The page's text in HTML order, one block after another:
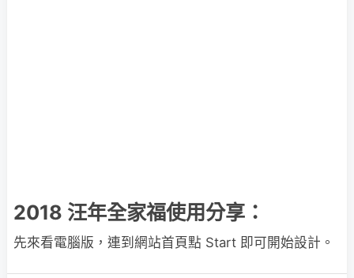
2018 汪年全家福使用分享：
先來看電腦版，連到網站首頁點 Start 即可開始設計。